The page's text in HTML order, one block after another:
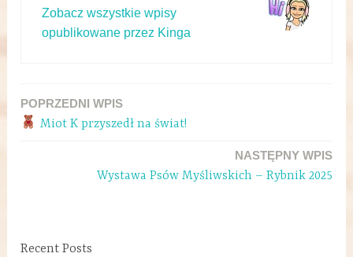
Zobacz wszystkie wpisy
opublikowane przez Kinga
POPRZEDNI WPIS
Miot K przyszedł na świat!
NASTĘPNY WPIS
Wystawa Psów Myśliwskich – Rybnik 2025
Recent Posts